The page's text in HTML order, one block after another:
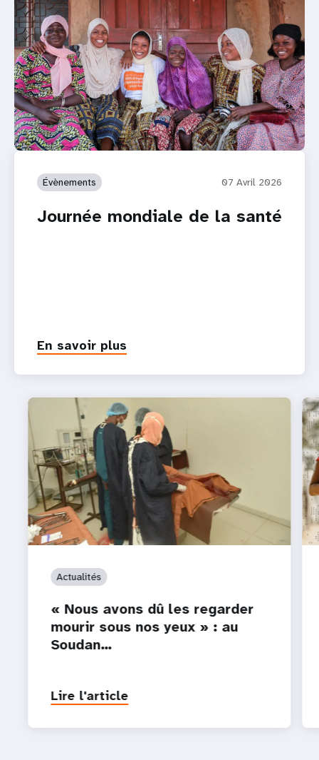
Évènements 07 Avril 2026
Journée mondiale de la santé
En savoir plus
Actualités
« Nous avons dû les regarder
mourir sous nos yeux » : au
Soudan…
Lire l'article